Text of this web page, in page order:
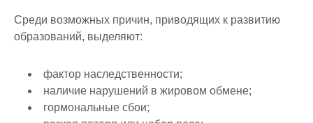
Среди возможных причин, приводящих к развитию
образований, выделяют:
фактор наследственности;
наличие нарушений в жировом обмене;
гормональные сбои;